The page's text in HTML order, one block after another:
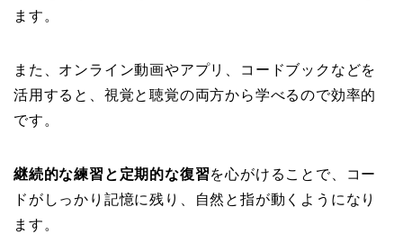
ます。
また、オンライン動画やアプリ、コードブックなどを
活用すると、視覚と聴覚の両方から学べるので効率的
です。
継続的な練習と定期的な復習を心がけることで、コー
ドがしっかり記憶に残り、自然と指が動くようになり
ます。